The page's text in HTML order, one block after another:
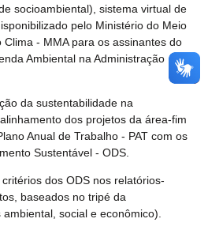
socioambiental), sistema virtual de
pelo Ministério do Meio
- MMA para os assinantes do
Ambiental na Administração
da sustentabilidade na
dos projetos da área-fim
Anual de Trabalho - PAT com os
Sustentável - ODS.
dos ODS nos relatórios-
baseados no tripé da
social e econômico).